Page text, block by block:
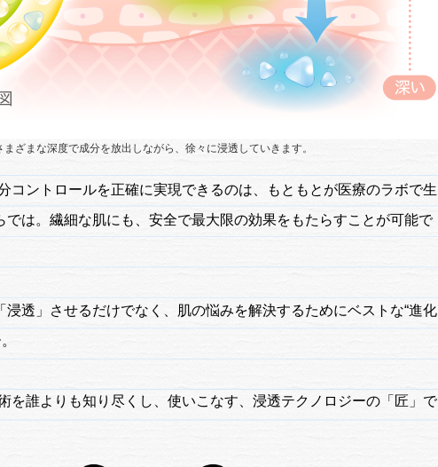
まざまな深度で成分を放出しながら、徐々に浸透していきます。
コントロールを正確に実現できるのは、もともとが医療のラボで生
では。繊細な肌にも、安全で最大限の効果をもたらすことが可能で
透」させるだけでなく、肌の悩みを解決するためにベストな“進化
を誰よりも知り尽くし、使いこなす、浸透テクノロジーの「匠」で